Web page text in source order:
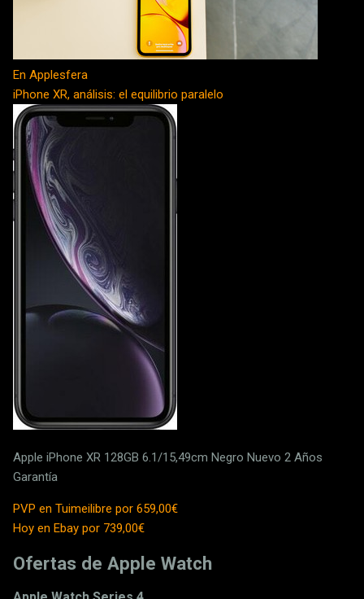
En Applesfera
iPhone XR, análisis: el equilibrio paralelo
Apple iPhone XR 128GB 6.1/15,49cm Negro Nuevo 2 Años
Garantía
PVP en Tuimeilibre por 659,00€
Hoy en Ebay por 739,00€
Ofertas de Apple Watch